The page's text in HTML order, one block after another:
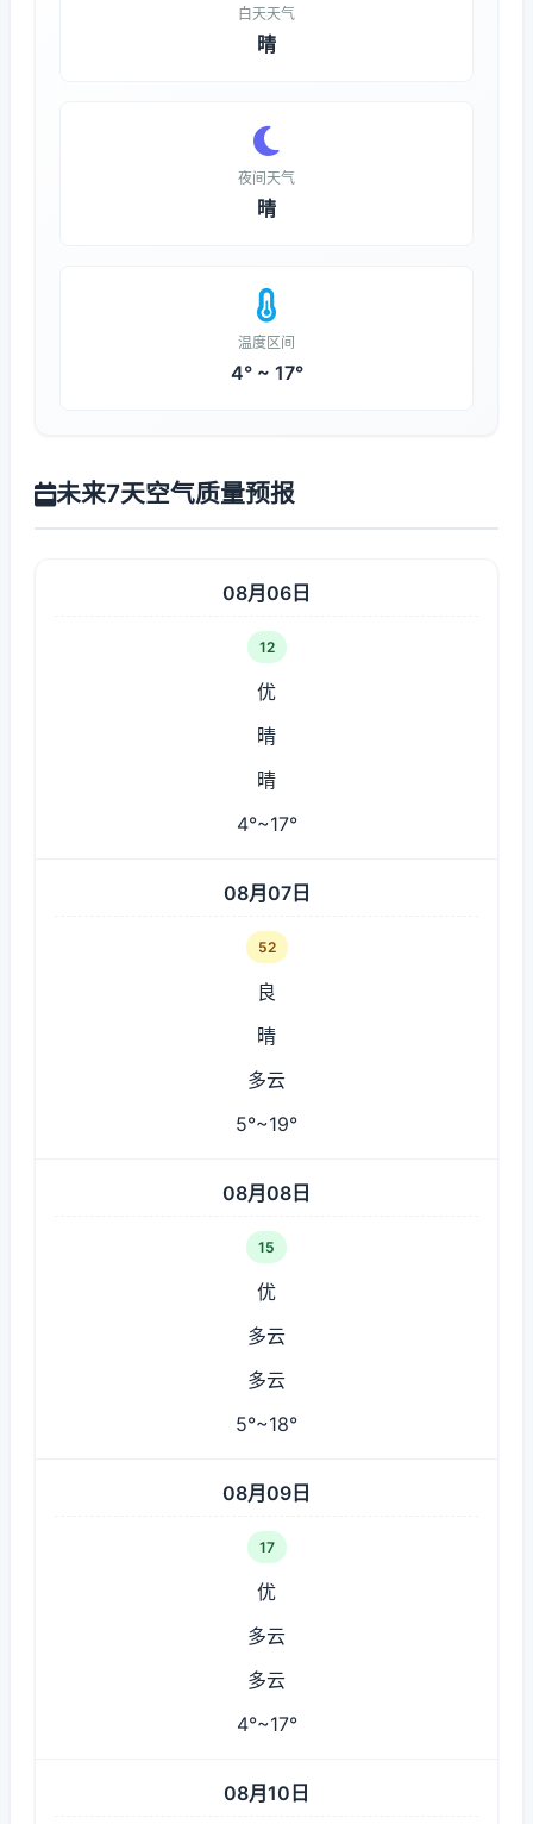
白天天气
晴
夜间天气
晴
温度区间
4° ~ 17°
未来7天空气质量预报
08月06日
12
优
晴
晴
4°~17°
08月07日
52
良
晴
多云
5°~19°
08月08日
15
优
多云
多云
5°~18°
08月09日
17
优
多云
多云
4°~17°
08月10日